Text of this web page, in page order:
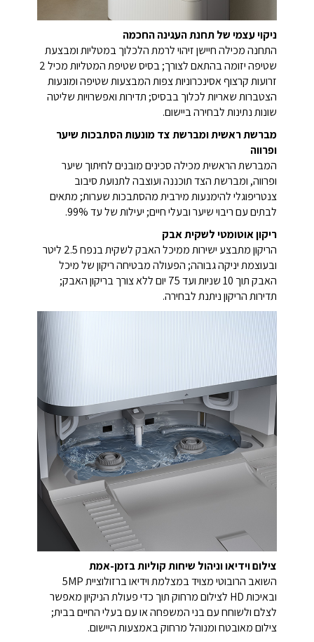
ניקוי עצמי של תחנת העגינה החכמה
התחנה מכילה חיישן זיהוי לרמת הלכלוך במטליות ומבצעת
שטיפה יזומה בהתאם לצורך; בסיס שטיפת המטליות מכיל 2
זרועות קרצוף אסינכרוניות צפות המבצעות שטיפה ומונעות
הצטברות שאריות לכלוך בבסיס; תדירות ואפשרויות שליטה
שונות נתינות לבחירה ביישום.
מברשת ראשית ומברשת צד מונעות הסתבכות שיער
ופרווה
המברשת הראשית מכילה סכינים מובנים לחיתוך שיער
ופרווה, ומברשת הצד תוכננה ועוצבה לתנועת סיבוב
צנטריפוגלי להימנעות מירבית מהסתבכות שערות; מתאים
לבתים עם ריבוי שיער ובעלי חיים; יעילות של עד 99%.
ריקון אוטומטי לשקית אבק
הריקון מתבצע ישירות ממיכל האבק לשקית בנפח 2.5 ליטר
ובעוצמת יניקה גבוהה; הפעולה מבטיחה ריקון של מיכל
האבק תוך 10 שניות ועד 75 יום ללא צורך בריקון האבק;
תדירות הריקון ניתנת לבחירה.
צילום וידיאו וניהול שיחות קוליות בזמן-אמת
השואב הרובוטי מצויד במצלמת וידיאו ברזולוציית 5MP
ובאיכות HD לצילום מרחוק תוך כדי פעולת הניקיון מאפשר
לצלם ולשוחח עם בני המשפחה או עם בעלי החיים בבית;
צילום מאובטח ומנוהל מרחוק באמצעות היישום.